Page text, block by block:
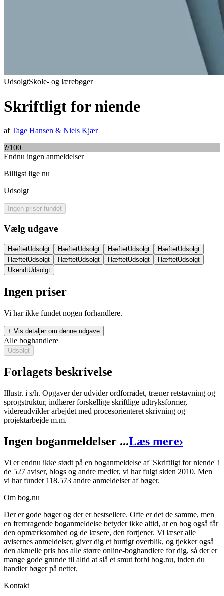
UdsolgtSkole- og lærebøger
Skriftligt for niende
afTage Hansen & Niels Kjær
?/100
Endnu ingen anmeldelser
Billigst lige nu
Udsolgt
Ingen priser fundet
Vælg udgave
HæftetUdsolgt HæftetUdsolgt HæftetUdsolgt HæftetUdsolgt
HæftetUdsolgt HæftetUdsolgt HæftetUdsolgt HæftetUdsolgt
UkendtUdsolgt
Ingen priser
Vi har ikke fundet nogen forhandlere.
+ Vis detaljer om denne udgave
Skriftligt for niende
Format:Hæftet
Sider:112
ISBN:9788700295049
Forlag: Gyldendal
Udgivet: 1. januar 1970
Alle boghandlere
Udsolgt
Forlagets beskrivelse
Illustr. i s/h. Opgaver der udvider ordforrådet, træner retstavning og
sprogstruktur, indlærer forskellige skriftlige udtryksformer,
videreudvikler arbejdet med procesorienteret skrivning og
projektarbejde m.m.
Ingen boganmeldelser ...Læs mere›
Vi er endnu ikke stødt på en boganmeldelse af 'Skriftligt for niende' i
de 527 aviser, blogs og andre medier, vi har fulgt siden 2010. Men
vi har fundet 118.573 andre anmeldelser af bøger.
Om bog.nu
Der er gode bøger og der er bestsellere. Ofte er det de samme, men
en fremragende boganmeldelse betyder ikke altid, at en bog også får
den opmærksomhed og de læsere, den fortjener. Vi læser alle
avisernes anmeldelser, giver dig et hurtigt overblik, og tjekker også
den aktuelle pris hos alle større online-boghandlere for dig, så der er
mange gode grunde til altid at slå et smut forbi bog.nu, inden du
handler bøger på nettet.
Kontakt